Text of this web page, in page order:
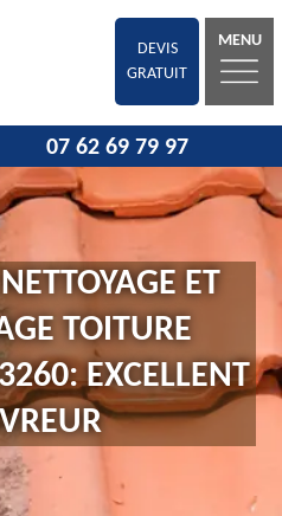
DEVIS
GRATUIT
MENU
07 62 69 79 97
ET
TOITURE
EXCELLENT